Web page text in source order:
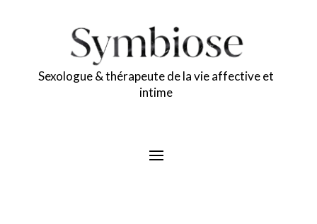
Sexologue & thérapeute de la vie affective et
intime